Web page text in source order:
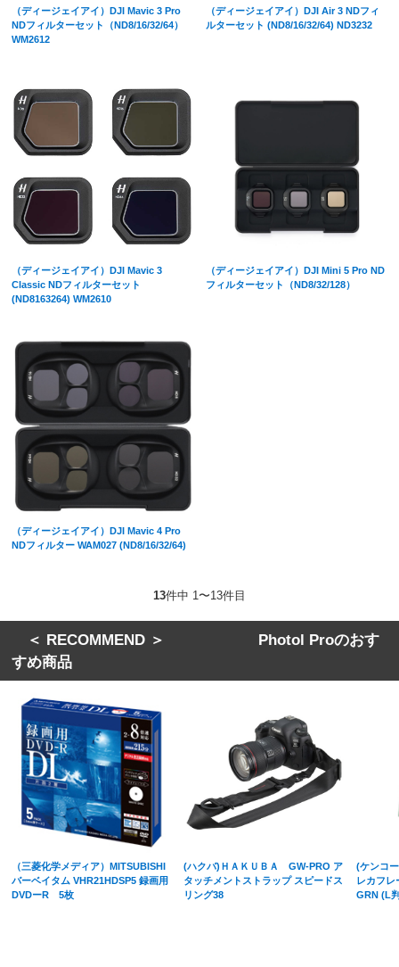
（ディージェイアイ）DJI Mavic 3 Pro
NDフィルターセット（ND8/16/32/64）
WM2612
（ディージェイアイ）DJI Air 3 NDフィ
ルターセット (ND8/16/32/64) ND3232
（ディージェイアイ）DJI Mavic 3
Classic NDフィルターセット
(ND8163264) WM2610
（ディージェイアイ）DJI Mini 5 Pro ND
フィルターセット（ND8/32/128）
（ディージェイアイ）DJI Mavic 4 Pro
NDフィルター WAM027 (ND8/16/32/64)
13件中 1〜13件目
＜ RECOMMEND ＞ Photol Proのおす
すめ商品
（三菱化学メディア）MITSUBISHI
バーベイタム VHR21HDSP5 録画用
DVDーR 5枚
(ハクバ)ＨＡＫＵＢＡ GW-PRO ア
タッチメントストラップ スピードス
リング38
(ケンコ
レカフレ
GRN (L